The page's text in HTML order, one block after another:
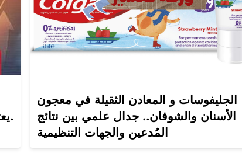
يعتاد عليها آخرون في الدول العربية مثل مصر.
الجليفوسات و المعادن الثقيلة في معجون
الأسنان والشوفان.. جدال علمي بين نتائج
المُدعين والجهات التنظيمية